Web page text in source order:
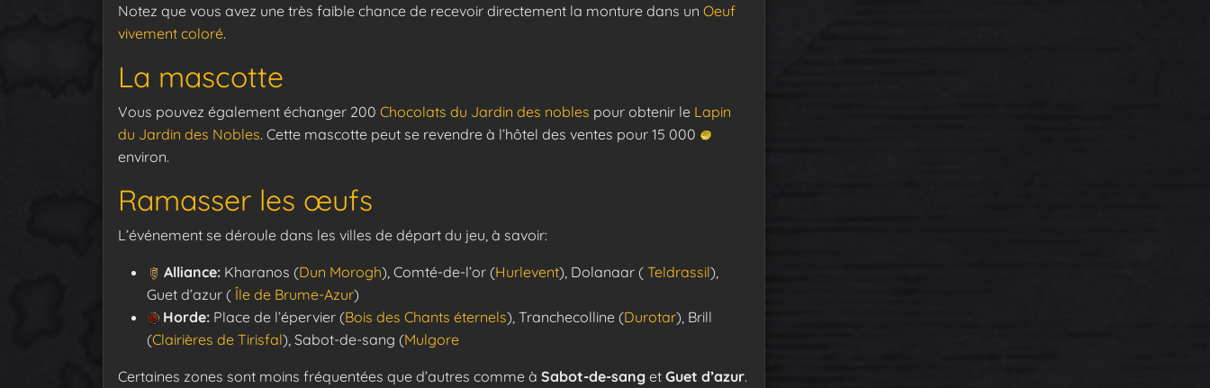
Notez que vous avez une très faible chance de recevoir directement la monture dans un Oeuf
vivement coloré.
La mascotte
Vous pouvez également échanger 200 Chocolats du Jardin des nobles pour obtenir le Lapin
du Jardin des Nobles. Cette mascotte peut se revendre à l’hôtel des ventes pour 15 000
environ.
Ramasser les œufs
L’événement se déroule dans les villes de départ du jeu, à savoir:
Alliance: Kharanos (Dun Morogh), Comté-de-l’or (Hurlevent), Dolanaar ( Teldrassil),
Guet d’azur ( Île de Brume-Azur)
Horde: Place de l’épervier (Bois des Chants éternels), Tranchecolline (Durotar), Brill
(Clairières de Tirisfal), Sabot-de-sang (Mulgore
Certaines zones sont moins fréquentées que d’autres comme à Sabot-de-sang et Guet d’azur.